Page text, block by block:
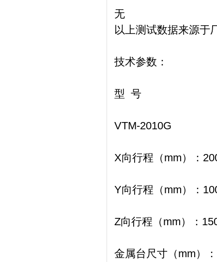
无
以上测试数据来源于
技术参数：
型 号
VTM-2010G
X向行程（mm）：
Y向行程（mm）：
Z向行程（mm）：
金属台尺寸（mm）：